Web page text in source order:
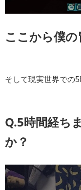
ここから僕の
そして現実世界で
Q.5時間経ち
か？